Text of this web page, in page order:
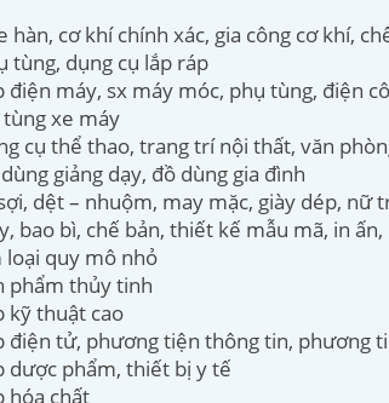
hàn, cơ khí chính xác, gia công cơ khí,
tùng, dụng cụ lắp ráp
điện máy, sx máy móc, phụ tùng, điện
xe máy
cụ thể thao, trang trí nội thất, văn
giảng dạy, đồ dùng gia đình
dệt – nhuộm, may mặc, giày dép, nữ
bao bì, chế bản, thiết kế mẫu mã, in
loại quy mô nhỏ
phẩm thủy tinh
kỹ thuật cao
điện tử, phương tiện thông tin, phương
dược phẩm, thiết bị y tế
hóa chất